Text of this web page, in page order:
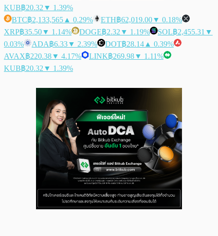
KUB฿20.32 ▼ 1.39%
BTC฿2,133,565 ▲ 0.29% ETH฿62,019.00▼ 0.18%
XRP฿35.50▼ 1.14% DOGE฿2.32 ▼ 1.19% SOL฿2,455.31 ▼
0.03%
ADA฿6.33▼ 2.39% DOT฿28.14 ▲ 0.39%
AVAX฿220.38▼ 4.17% LINK฿269.98▼ 1.11%
KUB฿20.32 ▼ 1.39%